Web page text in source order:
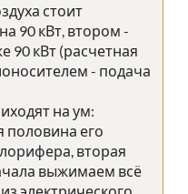
стоит
90 кВт, втором -
90 кВт (расчетная
- подача
на ум:
половина его
вторая
выжимаем всё
электрического